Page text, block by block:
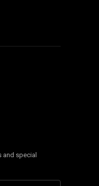
and special